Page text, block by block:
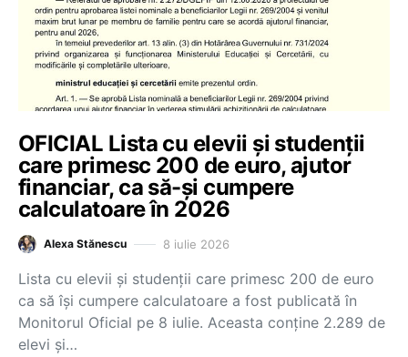
OFICIAL Lista cu elevii și studenții
care primesc 200 de euro, ajutor
financiar, ca să-și cumpere
calculatoare în 2026
Alexa Stănescu 8 iulie 2026
Lista cu elevii și studenții care primesc 200 de euro
ca să își cumpere calculatoare a fost publicată în
Monitorul Oficial pe 8 iulie. Aceasta conține 2.289 de
elevi și…